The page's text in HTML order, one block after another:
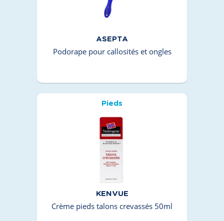
ASEPTA
Podorape pour callosités et ongles
Pieds
KENVUE
Crème pieds talons crevassés 50ml